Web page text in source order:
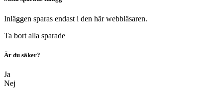
Inläggen sparas endast i den här webbläsaren.
Ta bort alla sparade
Är du säker?
Ja
Nej